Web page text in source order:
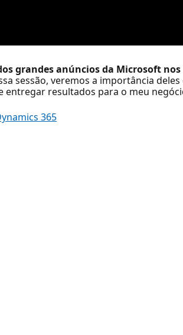
grandes anúncios da Microsoft
sessão, veremos a importância
resultados para o meu
365